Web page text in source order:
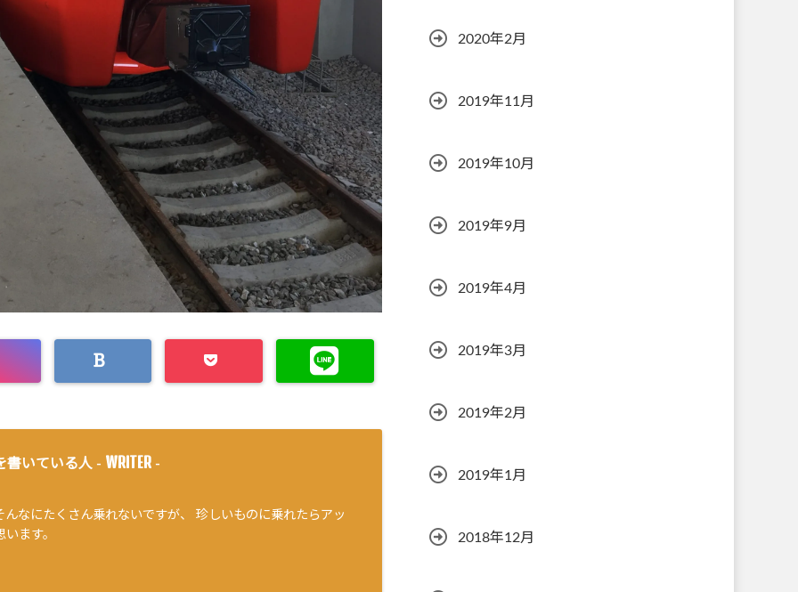
書いている人 - WRITER -
んなにたくさん乗れないですが、 珍しいものに乗れたらアッ
ます。
2020年2月
2019年11月
2019年10月
2019年9月
2019年4月
2019年3月
2019年2月
2019年1月
2018年12月